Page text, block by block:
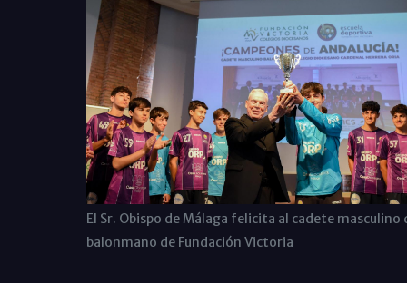
El Sr. Obispo de Málaga felicita al cadete masculino
balonmano de Fundación Victoria